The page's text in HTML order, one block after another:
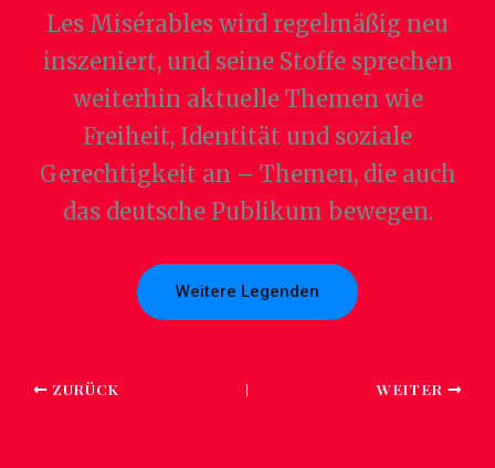
Les Misérables wird regelmäßig neu
inszeniert, und seine Stoffe sprechen
weiterhin aktuelle Themen wie
Freiheit, Identität und soziale
Gerechtigkeit an – Themen, die auch
das deutsche Publikum bewegen.
Weitere Legenden
ZURÜCK WEITER